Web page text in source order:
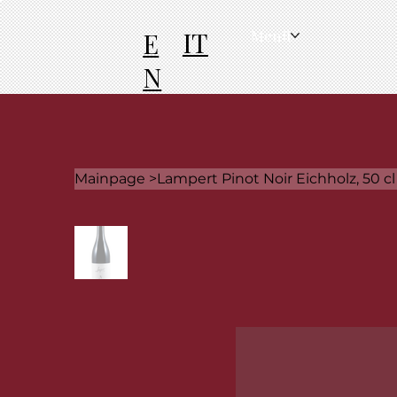
E
N
IT Menü
Mainpage >Lampert Pinot Noir Eichholz, 50 cl